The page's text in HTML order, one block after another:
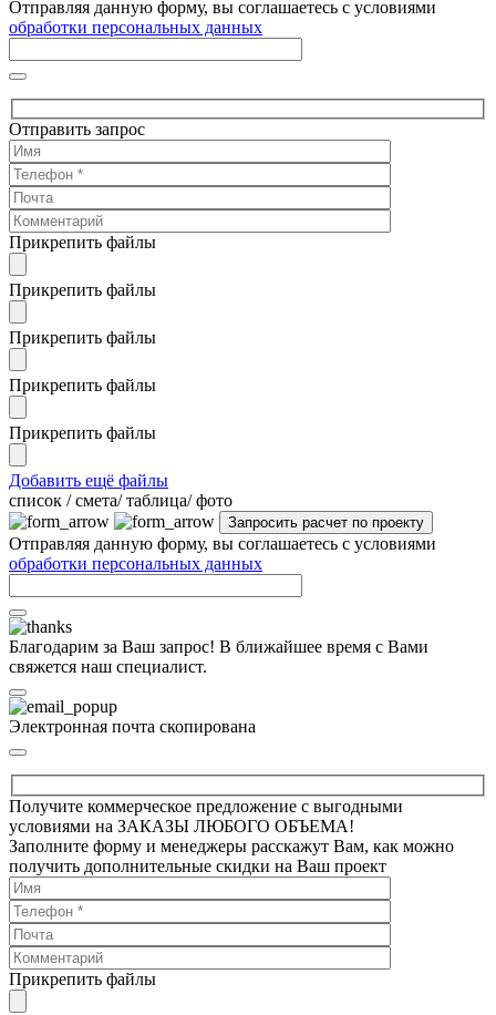
Отправляя данную форму, вы соглашаетесь с условиями
обработки персональных данных
Отправить запрос
Прикрепить файлы
Прикрепить файлы
Прикрепить файлы
Прикрепить файлы
Прикрепить файлы
Добавить ещё файлы
cписок / смета/ таблица/ фото
Отправляя данную форму, вы соглашаетесь с условиями
обработки персональных данных
Благодарим за Ваш запрос! В ближайшее время с Вами
свяжется наш специалист.
Электронная почта скопирована
Получите коммерческое предложение с выгодными
условиями на ЗАКАЗЫ ЛЮБОГО ОБЪЕМА!
Заполните форму и менеджеры расскажут Вам, как можно
получить дополнительные скидки на Ваш проект
Прикрепить файлы